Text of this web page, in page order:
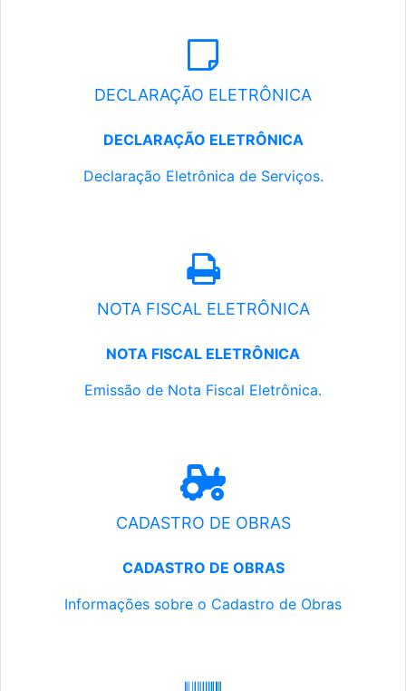
DECLARAÇÃO ELETRÔNICA
DECLARAÇÃO ELETRÔNICA
Declaração Eletrônica de Serviços.
NOTA FISCAL ELETRÔNICA
NOTA FISCAL ELETRÔNICA
Emissão de Nota Fiscal Eletrônica.
CADASTRO DE OBRAS
CADASTRO DE OBRAS
Informações sobre o Cadastro de Obras